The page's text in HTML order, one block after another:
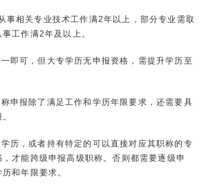
事相关专业技术工作满2年以上，部分专业需取
工作满2年及以上。
即可，但大专学历无申报资格，需提升学历至
申报除了满足工作和学历年限要求，还需要具
历，或者持有特定的可以直接对应其职称的专
才能跨级申报高级职称。否则都需要逐级申
和年限要求。